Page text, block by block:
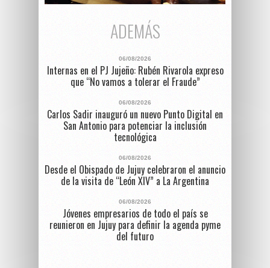
ADEMÁS
06/08/2026
Internas en el PJ Jujeño: Rubén Rivarola expreso
que “No vamos a tolerar el Fraude”
06/08/2026
Carlos Sadir inauguró un nuevo Punto Digital en
San Antonio para potenciar la inclusión
tecnológica
06/08/2026
Desde el Obispado de Jujuy celebraron el anuncio
de la visita de “León XIV” a La Argentina
06/08/2026
Jóvenes empresarios de todo el país se
reunieron en Jujuy para definir la agenda pyme
del futuro